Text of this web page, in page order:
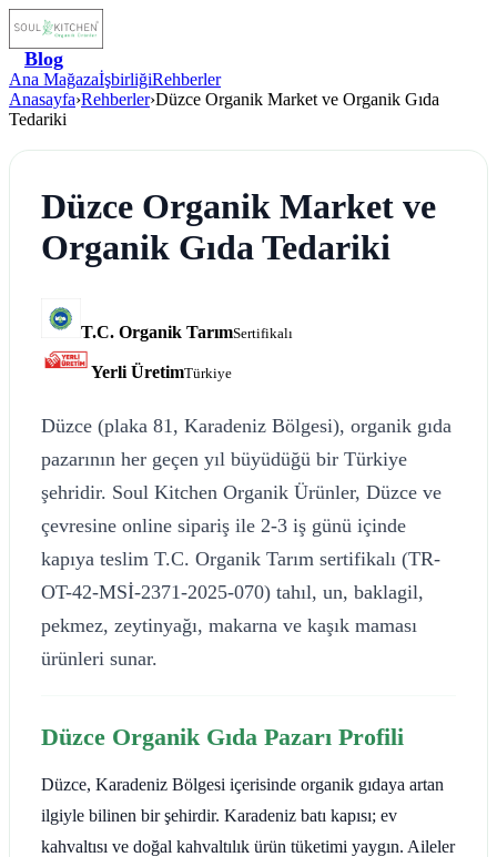
Blog
Ana MağazaİşbirliğiRehberler
Anasayfa›Rehberler›Düzce Organik Market ve Organik Gıda
Tedariki
Düzce Organik Market ve
Organik Gıda Tedariki
T.C. Organik TarımSertifikalı
Yerli ÜretimTürkiye
Düzce (plaka 81, Karadeniz Bölgesi), organik gıda
pazarının her geçen yıl büyüdüğü bir Türkiye
şehridir. Soul Kitchen Organik Ürünler, Düzce ve
çevresine online sipariş ile 2-3 iş günü içinde
kapıya teslim T.C. Organik Tarım sertifikalı (TR-
OT-42-MSİ-2371-2025-070) tahıl, un, baklagil,
pekmez, zeytinyağı, makarna ve kaşık maması
ürünleri sunar.
Düzce Organik Gıda Pazarı Profili
Düzce, Karadeniz Bölgesi içerisinde organik gıdaya artan
ilgiyle bilinen bir şehirdir. Karadeniz batı kapısı; ev
kahvaltısı ve doğal kahvaltılık ürün tüketimi yaygın. Aileler